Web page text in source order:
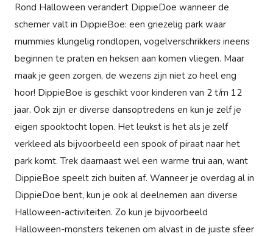
Rond Halloween verandert DippieDoe wanneer de
schemer valt in DippieBoe: een griezelig park waar
mummies klungelig rondlopen, vogelverschrikkers ineens
beginnen te praten en heksen aan komen vliegen. Maar
maak je geen zorgen, de wezens zijn niet zo heel eng
hoor! DippieBoe is geschikt voor kinderen van 2 t/m 12
jaar. Ook zijn er diverse dansoptredens en kun je zelf je
eigen spooktocht lopen. Het leukst is het als je zelf
verkleed als bijvoorbeeld een spook of piraat naar het
park komt. Trek daarnaast wel een warme trui aan, want
DippieBoe speelt zich buiten af. Wanneer je overdag al in
DippieDoe bent, kun je ook al deelnemen aan diverse
Halloween-activiteiten. Zo kun je bijvoorbeeld
Halloween-monsters tekenen om alvast in de juiste sfeer